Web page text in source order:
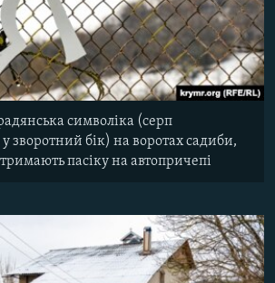
символіка (серп
зворотний бік) на воротах садиби,
пасіку на автопричепі